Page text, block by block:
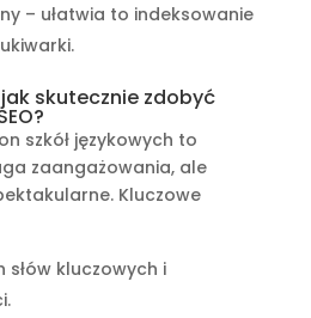
– ułatwia to indeksowanie
skutecznie zdobyć
szkół językowych to
zaangażowania, ale
Kluczowe
słów kluczowych i